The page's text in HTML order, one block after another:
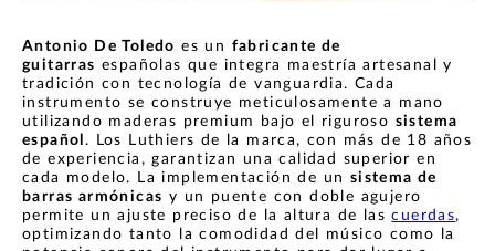
Antonio De Toledo es un fabricante de
guitarras españolas que integra maestría artesanal y
tradición con tecnología de vanguardia. Cada
instrumento se construye meticulosamente a mano
utilizando maderas premium bajo el riguroso sistema
español . Los Luthiers de la marca, con más de 18 años
de experiencia, garantizan una calidad superior en
cada modelo. La implementación de un sistema de
barras armónicas y un puente con doble agujero
permite un ajuste preciso de la altura de lascuerdas,
optimizando tanto la comodidad del músico como la